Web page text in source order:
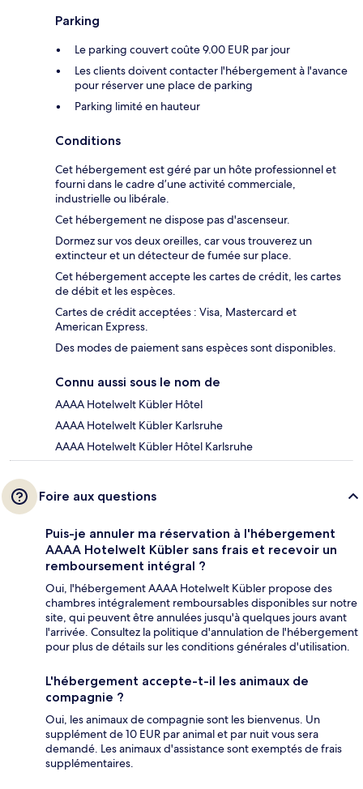
Parking
Le parking couvert coûte 9.00 EUR par jour
Les clients doivent contacter l'hébergement à l'avance
pour réserver une place de parking
Parking limité en hauteur
Conditions
Cet hébergement est géré par un hôte professionnel et
fourni dans le cadre d’une activité commerciale,
industrielle ou libérale.
Cet hébergement ne dispose pas d'ascenseur.
Dormez sur vos deux oreilles, car vous trouverez un
extincteur et un détecteur de fumée sur place.
Cet hébergement accepte les cartes de crédit, les cartes
de débit et les espèces.
Cartes de crédit acceptées : Visa, Mastercard et
American Express.
Des modes de paiement sans espèces sont disponibles.
Connu aussi sous le nom de
AAAA Hotelwelt Kübler Hôtel
AAAA Hotelwelt Kübler Karlsruhe
AAAA Hotelwelt Kübler Hôtel Karlsruhe
Foire aux questions
Puis-je annuler ma réservation à l'hébergement
AAAA Hotelwelt Kübler sans frais et recevoir un
remboursement intégral ?
Oui, l'hébergement AAAA Hotelwelt Kübler propose des
chambres intégralement remboursables disponibles sur notre
site, qui peuvent être annulées jusqu'à quelques jours avant
l'arrivée. Consultez la politique d'annulation de l'hébergement
pour plus de détails sur les conditions générales d'utilisation.
L'hébergement accepte-t-il les animaux de
compagnie ?
Oui, les animaux de compagnie sont les bienvenus. Un
supplément de 10 EUR par animal et par nuit vous sera
demandé. Les animaux d'assistance sont exemptés de frais
supplémentaires.